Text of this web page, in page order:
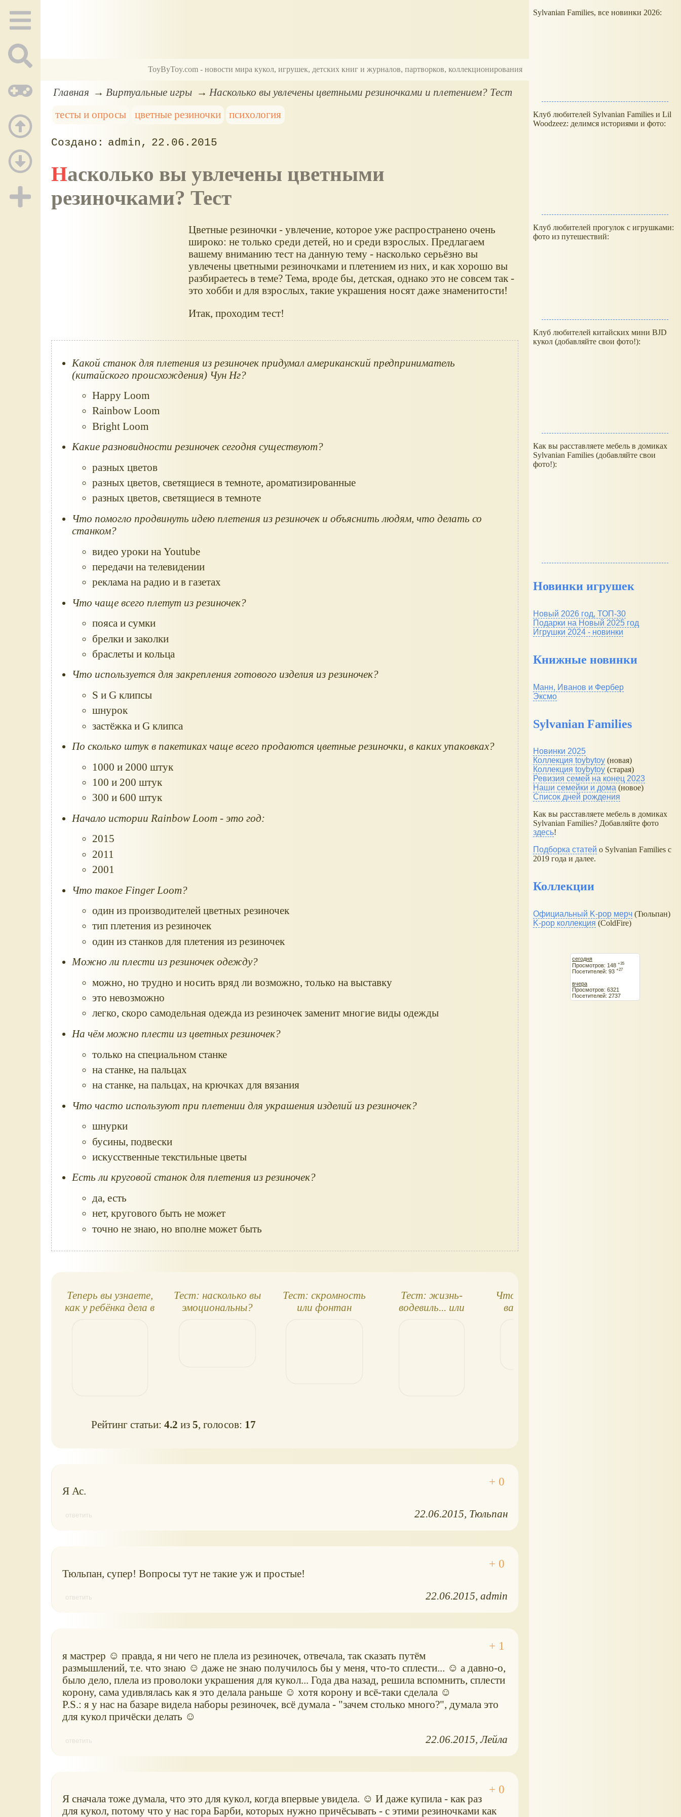
ToyByToy.com - новости мира кукол, игрушек, детских книг и журналов, партворков, коллекционирования
Главная Виртуальные игры
Насколько вы увлечены цветными резиночками и плетением? Тест
тесты и опросы
цветные резиночки психология
admin 22.06.2015
Насколько вы увлечены цветными
резиночками? Тест
Цветные резиночки - увлечение, которое уже распространено очень
широко: не только среди детей, но и среди взрослых. Предлагаем
вашему вниманию тест на данную тему - насколько серьёзно вы
увлечены цветными резиночками и плетением из них, и как хорошо вы
разбираетесь в теме? Тема, вроде бы, детская, однако это не совсем так -
это хобби и для взрослых, такие украшения носят даже знаменитости!
Итак, проходим тест!
Теперь вы узнаете,
как у ребёнка дела в
Тест: насколько вы
эмоциональны?
Тест: скромность
или фонтан
Тест: жизнь-
водевиль... или
Что говорит о вас
ваше питание?
Рейтинг статьи:4.2 из5, голосов: 17
Я Ас.
ответить 22.06.2015 Тюльпан
Тюльпан, супер! Вопросы тут не такие уж и простые!
ответить 22.06.2015 admin
я мастрер ☺ правда, я ни чего не плела из резиночек, отвечала, так сказать путём
размышлений, т.е. что знаю ☺ даже не знаю получилось бы у меня, что-то сплести... ☺ а давно-о,
было дело, плела из проволоки украшения для кукол... Года два назад, решила вспомнить, сплести
корону, сама удивлялась как я это делала раньше ☺ хотя корону и всё-таки сделала ☺
P.S.: я у нас на базаре видела наборы резиночек, всё думала - "зачем столько много?", думала это
для кукол причёски делать ☺
ответить 22.06.2015 Лейла
Я сначала тоже думала, что это для кукол, когда впервые увидела. ☺ И даже купила - как раз
для кукол, потому что у нас гора Барби, которых нужно причёсывать - с этими резиночками как
Sylvanian Families, все новинки 2026:
Клуб любителей Sylvanian Families и Lil
Woodzeez: делимся историями и фото:
Клуб любителей прогулок с игрушками:
фото из путешествий:
Клуб любителей китайских мини BJD
кукол (добавляйте свои фото!):
Как вы расставляете мебель в домиках
Sylvanian Families (добавляйте свои
фото!):
Новинки игрушек
Новый 2026 год, ТОП-30
Подарки на Новый 2025 год
Игрушки 2024 - новинки
Книжные новинки
Манн, Иванов и Фербер
Эксмо
Sylvanian Families
Новинки 2025
Коллекция toybytoy (новая)
Коллекция toybytoy (старая)
Ревизия семей на конец 2023
Наши семейки и дома (новое)
Список дней рождения
Как вы расставляете мебель в домиках
Sylvanian Families? Добавляйте фото
здесь!
Подборка статей о Sylvanian Families с
2019 года и далее.
Коллекции
Официальный K-pop мерч (Тюльпан)
K-pop коллекция (ColdFire)
сегодня
Просмотров: 148 +35
Посетителей: 93 +27
вчера
Просмотров: 6321
Посетителей: 2737